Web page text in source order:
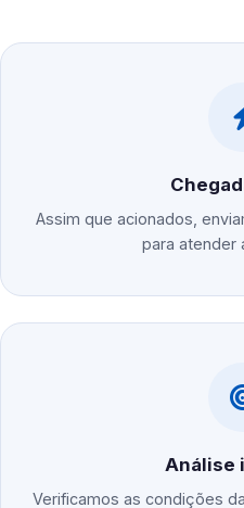
Assim que acionados,
para atender
Análise
Verificamos as condições